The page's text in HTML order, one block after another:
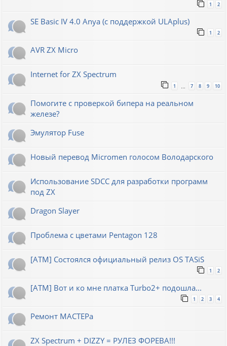
1 2
SE Basic IV 4.0 Anya (с поддержкой ULAplus)
1 2
AVR ZX Micro
Internet for ZX Spectrum
1 7 8 9 10
Помогите с проверкой бипера на реальном
железе?
Эмулятор Fuse
Новый перевод Micromen голосом Володарского
Использование SDCC для разработки программ
под ZX
Dragon Slayer
Проблема с цветами Pentagon 128
[ATM] Состоялся официальный релиз OS TASiS
1 2
[ATM] Вот и ко мне платка Turbo2+ подошла...
1 2 3 4
Ремонт МАСТЕРа
ZX Spectrum + DIZZY = РУЛЕЗ ФОРЕВА!!!